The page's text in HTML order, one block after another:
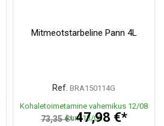
Mitmeotstarbeline Pann 4L
Ref. BRA150114G
Kohaletoimetamine vahemikus 12/08
kuni 13/08
73,35 €* 47,98 €*